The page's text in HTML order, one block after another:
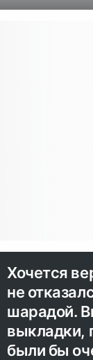
Хочется
не
шарадой.
выкладки,
были бы